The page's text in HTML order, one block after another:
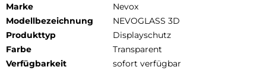
Marke
Nevox
Modellbezeichnung
NEVOGLASS 3D
Produkttyp
Displayschutz
Farbe
Transparent
Verfügbarkeit
sofort verfügbar